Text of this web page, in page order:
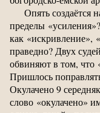
Опять создаётся
пределы
как «искривление»,
праведно? Двух
обвиняют в том, что
Пришлось
Окулачено 9
слово «окулачено»